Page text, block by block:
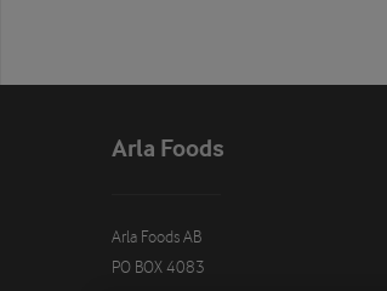
Arla Foods
Arla Foods AB
PO BOX 4083